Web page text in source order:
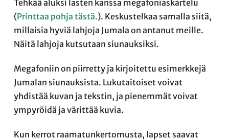
Tehkää aluksi lasten kanssa megafoniaskartelu
(Printtaa pohja tästä.). Keskustelkaa samalla siitä,
millaisia hyviä lahjoja Jumala on antanut meille.
Näitä lahjoja kutsutaan siunauksiksi.
Megafoniin on piirretty ja kirjoitettu esimerkkejä
Jumalan siunauksista. Lukutaitoiset voivat
yhdistää kuvan ja tekstin, ja pienemmät voivat
ympyröidä ja värittää kuvia.
Kun kerrot raamatunkertomusta, lapset saavat